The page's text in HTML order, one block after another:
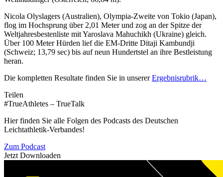
Nicola Olyslagers (Australien), Olympia-Zweite von Tokio (Japan),
flog im Hochsprung über 2,01 Meter und zog an der Spitze der
Weltjahresbestenliste mit Yaroslava Mahuchikh (Ukraine) gleich.
Über 100 Meter Hürden lief die EM-Dritte Ditaji Kambundji
(Schweiz; 13,79 sec) bis auf neun Hundertstel an ihre Bestleistung
heran.
Die kompletten Resultate finden Sie in unsererErgebnisrubrik…
Teilen
#TrueAthletes – TrueTalk
Hier finden Sie alle Folgen des Podcasts des Deutschen
Leichtathletik-Verbandes!
Zum Podcast
Jetzt Downloaden